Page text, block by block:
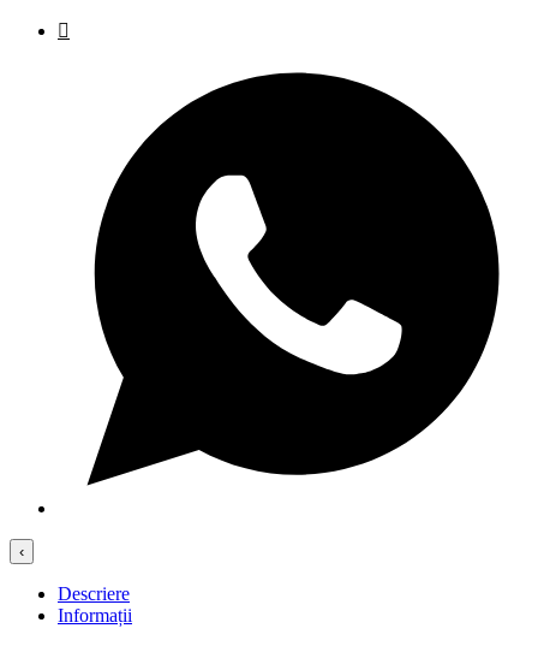
‹
Descriere
Informații